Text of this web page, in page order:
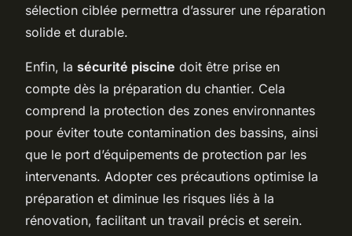
sélection ciblée permettra d’assurer une réparation
solide et durable.
Enfin, la sécurité piscine doit être prise en
compte dès la préparation du chantier. Cela
comprend la protection des zones environnantes
pour éviter toute contamination des bassins, ainsi
que le port d’équipements de protection par les
intervenants. Adopter ces précautions optimise la
préparation et diminue les risques liés à la
rénovation, facilitant un travail précis et serein.